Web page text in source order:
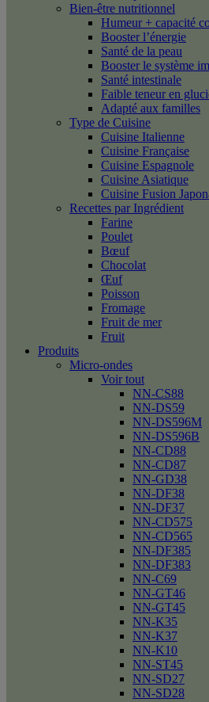
Bien-être nutritionnel
Humeur + capacité
Booster l’énergie
Santé de la peau
Booster le système
Santé intestinale
Faible teneur en
Adapté aux familles
Type de Cuisine
Cuisine Italienne
Cuisine Française
Cuisine Espagnole
Cuisine Asiatique
Cuisine Fusion
Recettes par Ingrédient
Farine
Poulet
Bœuf
Chocolat
Œuf
Poisson
Fromage
Fruit de mer
Fruit
Produits
Micro-ondes
Voir tout
NN-CS88
NN-DS59
NN-DS596M
NN-DS596B
NN-CD88
NN-CD87
NN-GD38
NN-DF38
NN-DF37
NN-CD575
NN-CD565
NN-DF385
NN-DF383
NN-C69
NN-GT46
NN-GT45
NN-K35
NN-K37
NN-K10
NN-ST45
NN-SD27
NN-SD28